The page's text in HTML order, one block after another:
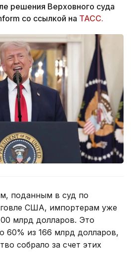
решения Верховного суда
со ссылкой на ТАСС.
поданным в суд по
США, импортерам уже
млрд долларов. Это
60% из 166 млрд долларов,
собрало за счет этих